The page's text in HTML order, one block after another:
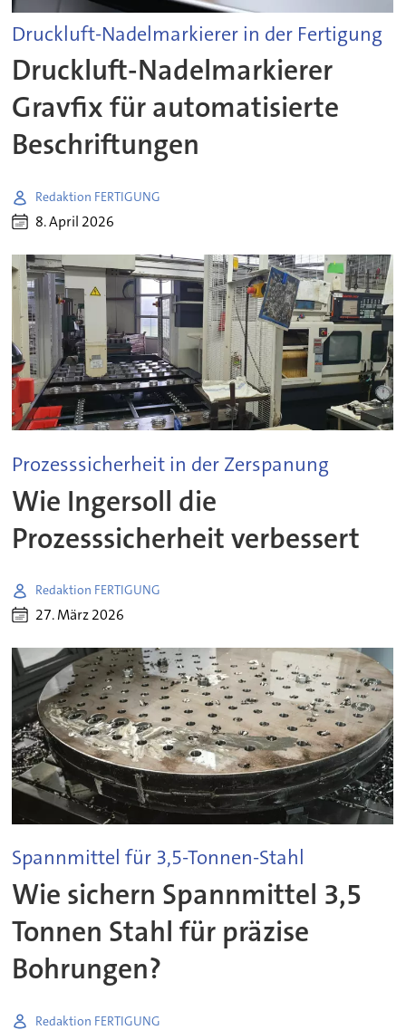
Druckluft-Nadelmarkierer in der Fertigung
Druckluft-Nadelmarkierer
Gravfix für automatisierte
Beschriftungen
Redaktion FERTIGUNG
8. April 2026
Prozesssicherheit in der Zerspanung
Wie Ingersoll die
Prozesssicherheit verbessert
Redaktion FERTIGUNG
27. März 2026
Spannmittel für 3,5-Tonnen-Stahl
Wie sichern Spannmittel 3,5
Tonnen Stahl für präzise
Bohrungen?
Redaktion FERTIGUNG